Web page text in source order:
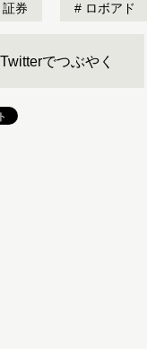
券 ロボアド
Twitterでつぶやく